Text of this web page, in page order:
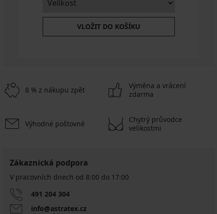
VLOŽIT DO KOŠÍKU
8 % z nákupu zpět
Výměna a vrácení
zdarma
Výhodné poštovné
Chytrý průvodce
velikostmi
Zákaznická podpora
V pracovních dnech od 8:00 do 17:00
491 204 304
info@astratex.cz